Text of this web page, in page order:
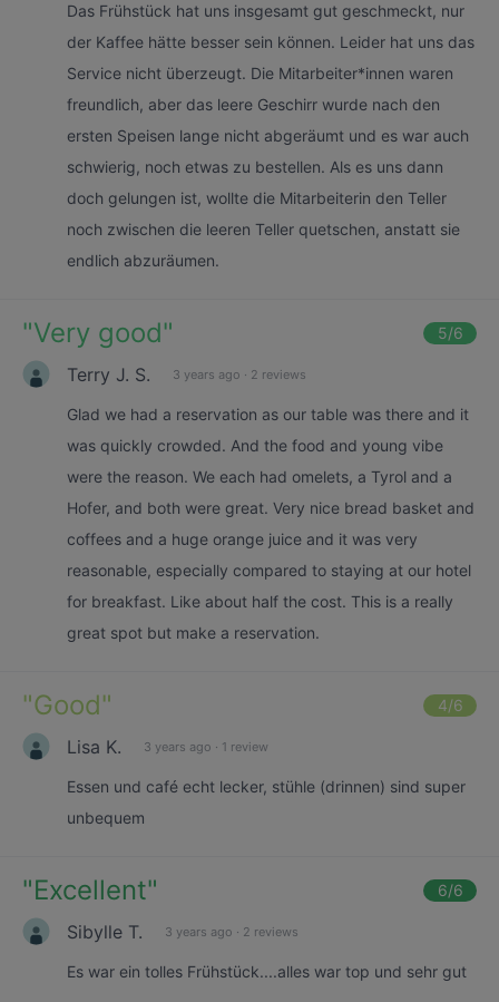
Das Frühstück hat uns insgesamt gut geschmeckt, nur
der Kaffee hätte besser sein können. Leider hat uns das
Service nicht überzeugt. Die Mitarbeiter*innen waren
freundlich, aber das leere Geschirr wurde nach den
ersten Speisen lange nicht abgeräumt und es war auch
schwierig, noch etwas zu bestellen. Als es uns dann
doch gelungen ist, wollte die Mitarbeiterin den Teller
noch zwischen die leeren Teller quetschen, anstatt sie
endlich abzuräumen.
"Very good" 5/6
Terry J. S. 3 years ago · 2 reviews
Glad we had a reservation as our table was there and it
was quickly crowded. And the food and young vibe
were the reason. We each had omelets, a Tyrol and a
Hofer, and both were great. Very nice bread basket and
coffees and a huge orange juice and it was very
reasonable, especially compared to staying at our hotel
for breakfast. Like about half the cost. This is a really
great spot but make a reservation.
"Good" 4/6
Lisa K. 3 years ago · 1 review
Essen und café echt lecker, stühle (drinnen) sind super
unbequem
"Excellent" 6/6
Sibylle T. 3 years ago · 2 reviews
Es war ein tolles Frühstück....alles war top und sehr gut